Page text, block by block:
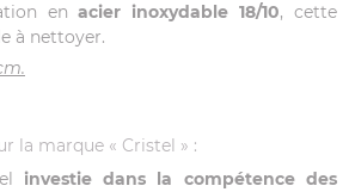
enacier inoxydable 18/10, cette
à nettoyer.
la marque « Cristel » :
investie dans la compétence des